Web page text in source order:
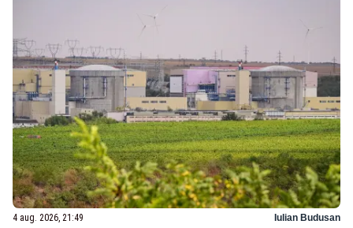
4 aug. 2026, 21:49 Iulian Budusan